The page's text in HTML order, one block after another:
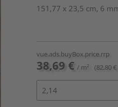
151,77 x 23,5 cm, 6
vue.ads.buyBox.price.rrp
38,69 € / m² (82,80